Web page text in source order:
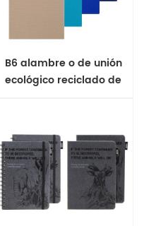
B6 alambre o de unión
ecológico reciclado de